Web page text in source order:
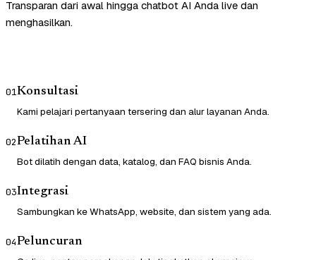
Transparan dari awal hingga chatbot AI Anda live dan
menghasilkan.
01Konsultasi
Kami pelajari pertanyaan tersering dan alur layanan Anda.
02Pelatihan AI
Bot dilatih dengan data, katalog, dan FAQ bisnis Anda.
03Integrasi
Sambungkan ke WhatsApp, website, dan sistem yang ada.
04Peluncuran